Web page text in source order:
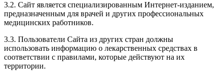
3.2. Сайт является специализированным Интернет-изданием,
предназначенным для врачей и других профессиональных
медицинских работников.
3.3. Пользователи Сайта из других стран должны
использовать информацию о лекарственных средствах в
соответствии с правилами, которые действуют на их
территории.